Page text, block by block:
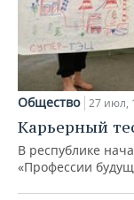
Общество 27 июл,
Карьерный
В республике
«Профессии